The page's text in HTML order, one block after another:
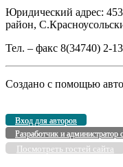
Юридический адрес:
район,
Тел. – факс 8(34740) 2-
Создано с помощью
Вход для авторов
Разработчик и администратор
Посмотреть гостей сайта